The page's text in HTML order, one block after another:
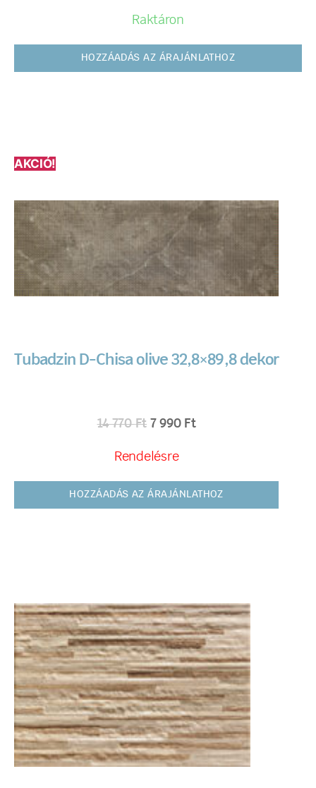
Raktáron
HOZZÁADÁS AZ ÁRAJÁNLATHOZ
AKCIÓ!
Tubadzin D-Chisa olive 32,8×89,8 dekor
14 770Ft 7 990 Ft
Rendelésre
HOZZÁADÁS AZ ÁRAJÁNLATHOZ